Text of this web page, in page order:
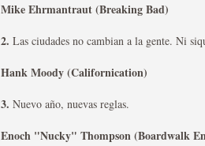
Las series disponibles
MOLTISANTI
Mike Ehrmantraut (Breaking Bad)
2. Las ciudades no cambian a la gente. Ni
Hank Moody (Californication)
3. Nuevo año, nuevas reglas.
Enoch "Nucky" Thompson (Boardwalk